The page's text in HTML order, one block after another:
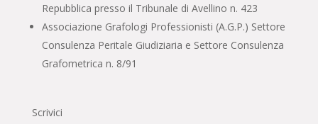
Repubblica presso il Tribunale di Avellino n. 423
Associazione Grafologi Professionisti (A.G.P.) Settore
Consulenza Peritale Giudiziaria e Settore Consulenza
Grafometrica n. 8/91
Scrivici